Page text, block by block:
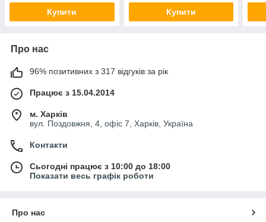
Купити Купити
Про нас
96% позитивних з 317 відгуків за рік
Працює з 15.04.2014
м. Харків
вул. Поздовжня, 4, офіс 7, Харків, Україна
Контакти
Сьогодні працює з 10:00 до 18:00
Показати весь графік роботи
Про нас